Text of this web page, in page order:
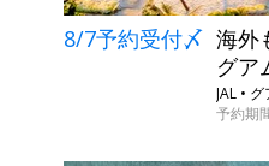
8/7予約受付〆 海外
グア
JAL •
予約期